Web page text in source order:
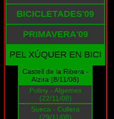
BICICLETADES'09
PRIMAVERA'09
PEL XÚQUER EN BICI
Castell de la Ribera -
Alzira (8/11/08)
Poliny - Algemes
(22/11/08)
Sueca - Cullera
(29/11/08)